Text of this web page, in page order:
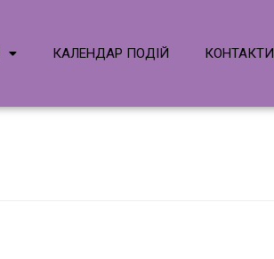
КАЛЕНДАР ПОДІЙ КОНТАКТИ